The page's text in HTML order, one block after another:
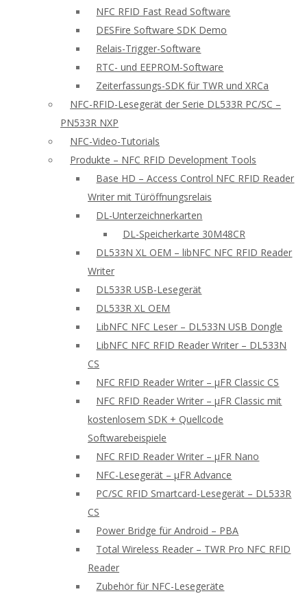
NFC RFID Fast Read Software
DESFire Software SDK Demo
Relais-Trigger-Software
RTC- und EEPROM-Software
Zeiterfassungs-SDK für TWR und XRCa
NFC-RFID-Lesegerät der Serie DL533R PC/SC –
PN533R NXP
NFC-Video-Tutorials
Produkte – NFC RFID Development Tools
Base HD – Access Control NFC RFID Reader
Writer mit Türöffnungsrelais
DL-Unterzeichnerkarten
DL-Speicherkarte 30M48CR
DL533N XL OEM – libNFC NFC RFID Reader
Writer
DL533R USB-Lesegerät
DL533R XL OEM
LibNFC NFC Leser – DL533N USB Dongle
LibNFC NFC RFID Reader Writer – DL533N
CS
NFC RFID Reader Writer – μFR Classic CS
NFC RFID Reader Writer – μFR Classic mit
kostenlosem SDK + Quellcode
Softwarebeispiele
NFC RFID Reader Writer – μFR Nano
NFC-Lesegerät – μFR Advance
PC/SC RFID Smartcard-Lesegerät – DL533R
CS
Power Bridge für Android – PBA
Total Wireless Reader – TWR Pro NFC RFID
Reader
Zubehör für NFC-Lesegeräte